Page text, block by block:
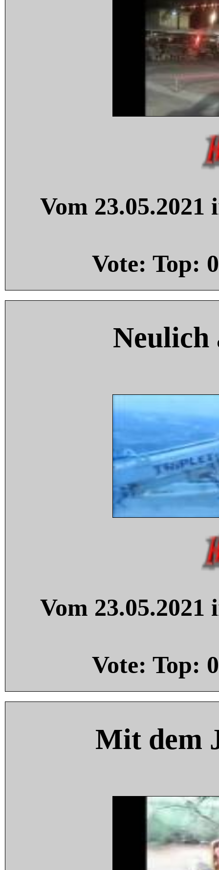
Vom
Vote: Top: 0
Neulich
Vom
Vote: Top: 0
Mit dem